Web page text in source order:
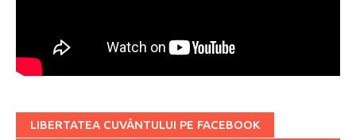
LIBERTATEA CUVÂNTULUI PE FACEBOOK